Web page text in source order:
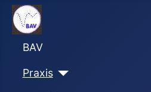
BAV
Praxis